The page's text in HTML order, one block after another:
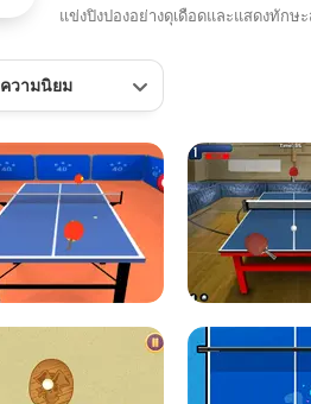
แข่งปิงปองอย่างดุเดือดและแสดงทัก
ความนิยม